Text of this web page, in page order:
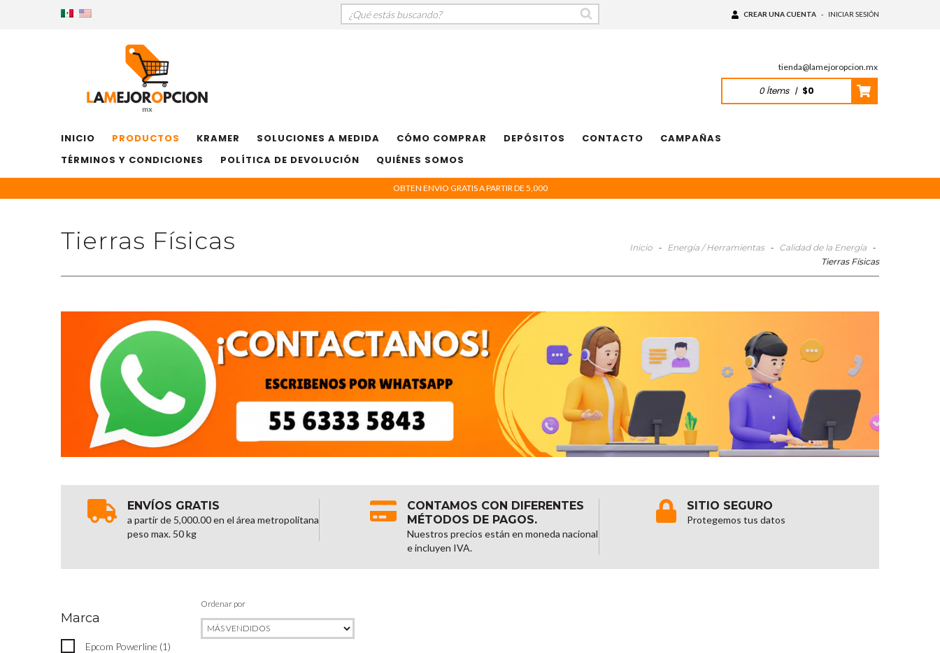
CREAR UNA CUENTA - INICIAR SESIÓN
tienda@lamejoropcion.mx
0Ítems | $0
INICIO PRODUCTOS KRAMER SOLUCIONES A MEDIDA CÓMO COMPRAR DEPÓSITOS CONTACTO
CAMPAÑAS
TÉRMINOS Y CONDICIONES
POLÍTICA DE DEVOLUCIÓN QUIÉNES SOMOS
OBTEN ENVIO GRATIS A PARTIR DE 5,000
Tierras Físicas Inicio - Energía / Herramientas - Calidad de la Energía -
Tierras Físicas
ENVÍOS GRATIS
a partir de 5,000.00 en el área metropolitana
peso max. 50 kg
CONTAMOS CON DIFERENTES
MÉTODOS DE PAGOS.
Nuestros precios están en moneda nacional
e incluyen IVA.
SITIO SEGURO
Protegemos tus datos
Marca
Epcom Powerline (1)
Ordenar por